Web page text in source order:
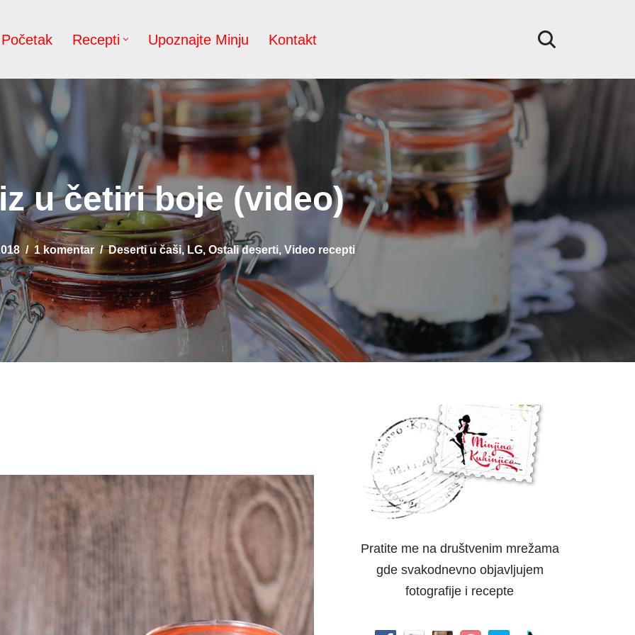
Početak Recepti Upoznajte Minju Kontakt
u četiri boje (video)
1 komentar Deserti u čaši,LG,Ostali deserti, Video recepti
Pratite me na društvenim mrežama
gde svakodnevno objavljujem
fotografije i recepte